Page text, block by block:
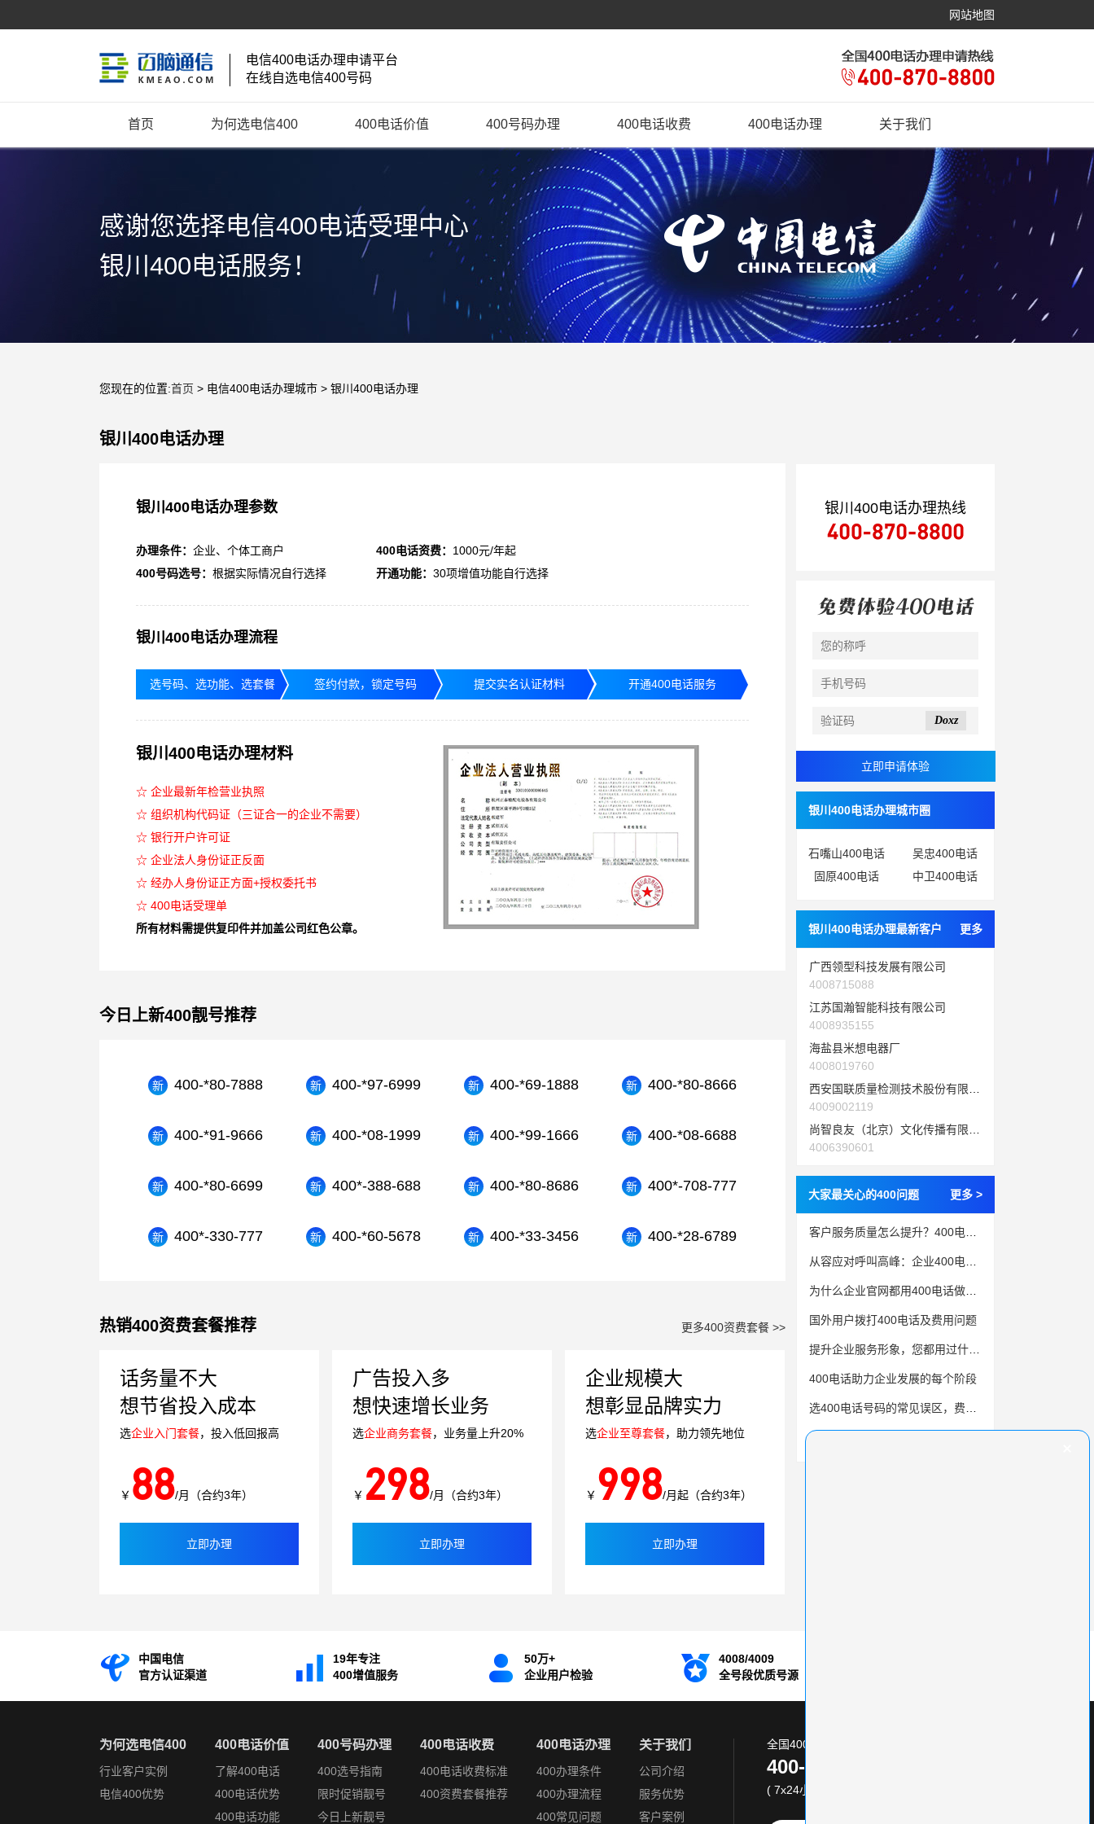
网站地图
电信400电话办理申请平台
在线自选电信400号码
首页 为何选电信400 400电话价值 400号码办理 400电话收费 400电话办理 关于我们
感谢您选择电信400电话受理中心
银川400电话服务！
您现在的位置:首页 > 电信400电话办理城市 > 银川400电话办理
银川400电话办理
银川400电话办理参数
办理条件： 企业、个体工商户
400号码选号： 根据实际情况自行选择
400电话资费： 1000元/年起
开通功能： 30项增值功能自行选择
银川400电话办理流程
选号码、选功能、选套餐 签约付款，锁定号码 提交实名认证材料 开通400电话服务
银川400电话办理材料
☆ 企业最新年检营业执照
☆ 组织机构代码证（三证合一的企业不需要）
☆ 银行开户许可证
☆ 企业法人身份证正反面
☆ 经办人身份证正方面+授权委托书
☆ 400电话受理单
所有材料需提供复印件并加盖公司红色公章。
今日上新400靓号推荐
400-*80-7888 400-*97-6999 400-*69-1888 400-*80-8666
400-*91-9666 400-*08-1999 400-*99-1666 400-*08-6688
400-*80-6699 400*-388-688 400-*80-8686 400*-708-777
400*-330-777 400-*60-5678 400-*33-3456 400-*28-6789
热销400资费套餐推荐 更多400资费套餐 >>
话务量不大
想节省投入成本
选企业入门套餐，投入低回报高
￥ 88/月（合约3年）
立即办理
广告投入多
想快速增长业务
选企业商务套餐，业务量上升20%
￥ 298/月（合约3年）
立即办理
企业规模大
想彰显品牌实力
选企业至尊套餐，助力领先地位
￥ 998/月起（合约3年）
立即办理
银川400电话办理热线
Doxz
银川400电话办理城市圈
石嘴山400电话
吴忠400电话
固原400电话
中卫400电话
银川400电话办理最新客户 更多
广西领型科技发展有限公司
4008715088
江苏国瀚智能科技有限公司
4008935155
海盐县米想电器厂
4008019760
4009002119
4006390601
大家最关心的400问题 更多 >
国外用户拨打400电话及费用问题
400电话助力企业发展的每个阶段
400电话被收回什么原因？
中国电信
官方认证渠道
19年专注
400增值服务
50万+
企业用户检验
4008/4009
全号段优质号源
为何选电信400
行业客户实例
电信400优势
400电话价值
了解400电话
400电话优势
400电话功能
400号码办理
400选号指南
限时促销靓号
今日上新靓号
400电话收费
400电话收费标准
400资费套餐推荐
400电话办理
400办理条件
400办理流程
400常见问题
关于我们
公司介绍
服务优势
客户案例
全国400电话服务热线:
400-870-8800
( 7x24小时 )